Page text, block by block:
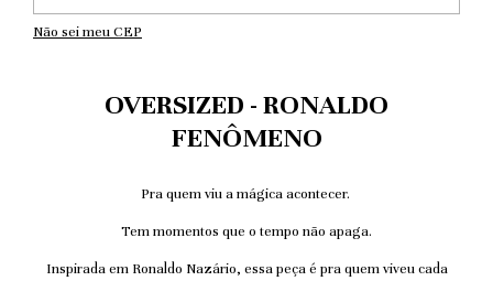
Não sei meu CEP
OVERSIZED - RONALDO
FENÔMENO
Pra quem viu a mágica acontecer.
Tem momentos que o tempo não apaga.
Inspirada em Ronaldo Nazário, essa peça é pra quem viveu cada